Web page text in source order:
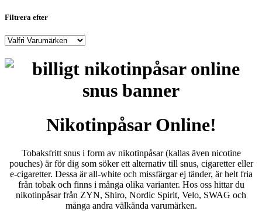
Filtrera efter
Nikotinpåsar Online!
Tobaksfritt snus i form av nikotinpåsar (kallas även nicotine
pouches) är för dig som söker ett alternativ till snus, cigaretter eller
e-cigaretter. Dessa är all-white och missfärgar ej tänder, är helt fria
från tobak och finns i många olika varianter. Hos oss hittar du
nikotinpåsar från ZYN, Shiro, Nordic Spirit, Velo, SWAG och
många andra välkända varumärken.